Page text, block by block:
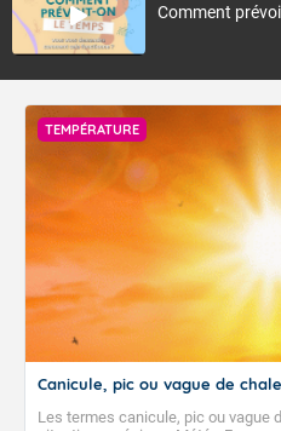
Comment
TEMPÉRATURE
Canicule, pic ou vague de
Les termes canicule, pic ou vague